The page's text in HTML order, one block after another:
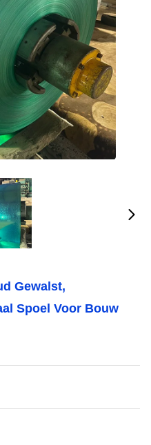
Gewalst,
Spoel Voor Bouw